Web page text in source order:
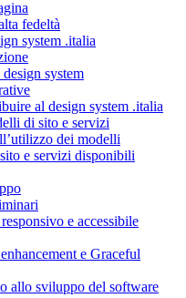
fedeltà
system .italia
system
al design system .italia
di sito e servizi
dei modelli
e servizi disponibili
e accessibile
e Graceful
allo sviluppo del software